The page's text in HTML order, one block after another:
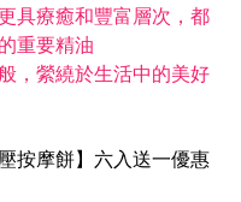
具療癒和豐富層次，都
重要精油
，縈繞於生活中的美好
按摩餅】 六入送一優惠